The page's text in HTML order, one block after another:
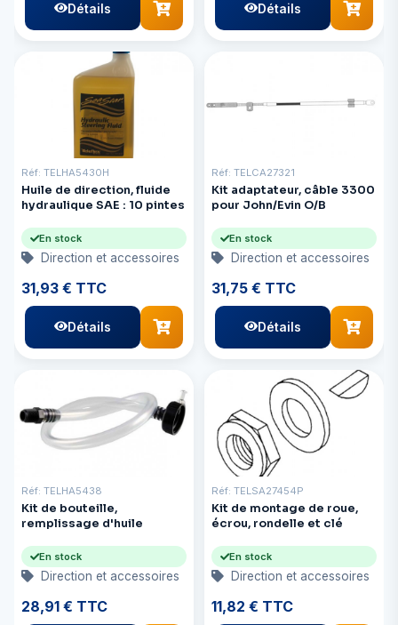
Détails Détails
Réf: TELHA5430H
Huile de direction, fluide
hydraulique SAE : 10 pintes
En stock
Direction et accessoires
31,93 € TTC
Détails
Réf: TELCA27321
Kit adaptateur, câble 3300
pour John/Evin O/B
En stock
Direction et accessoires
31,75 € TTC
Détails
Réf: TELHA5438
Kit de bouteille,
remplissage d'huile
En stock
Direction et accessoires
28,91 € TTC
Réf: TELSA27454P
Kit de montage de roue,
écrou, rondelle et clé
En stock
Direction et accessoires
11,82 € TTC